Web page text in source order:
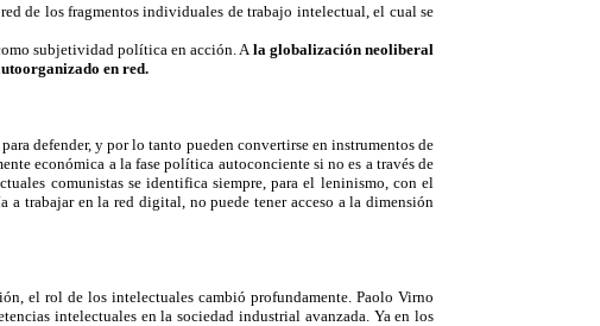
de los fragmentos individuales de trabajo intelectual, el cual se
subjetividad política en acción. A la globalización neoliberal
en red.
defender, y por lo tanto pueden convertirse en instrumentos de
económica a la fase política autoconciente si no es a través de
comunistas se identifica siempre, para el leninismo, con el
trabajar en la red digital, no puede tener acceso a la dimensión
el rol de los intelectuales cambió profundamente. Paolo Virno
intelectuales en la sociedad industrial avanzada. Ya en los